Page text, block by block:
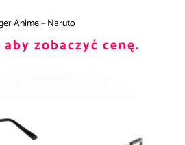
Anime – Naruto
zobaczyć cenę.